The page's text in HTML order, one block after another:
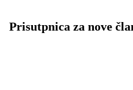
Prisutpnica za nove